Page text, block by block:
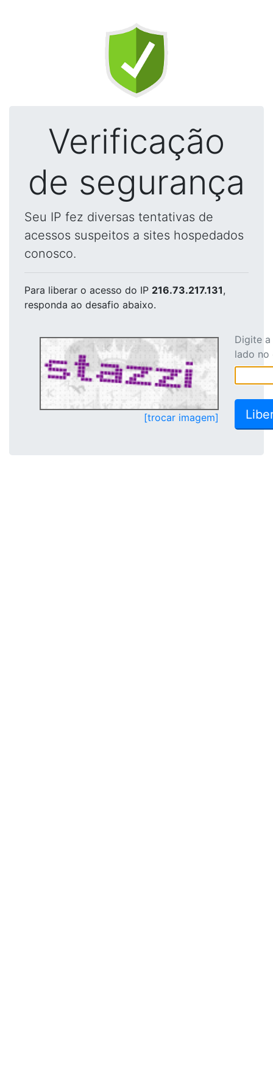
Verificação
de segurança
Seu IP fez diversas tentativas de
acessos suspeitos a sites hospedados
conosco.
Para liberar o acesso do IP 216.73.217.131,
responda ao desafio abaixo.
[trocar imagem]
Digite
lado no